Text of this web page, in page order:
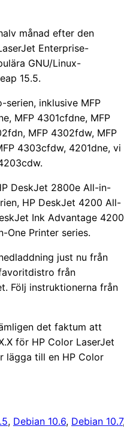
månad efter den
Enterprise-
GNU/Linux-
15.5.
inklusive MFP
MFP 4301cfdne, MFP
MFP 4302fdw, MFP
4303cfdw, 4201dne, vi
DeskJet 2800e All-in-
HP DeskJet 4200 All-
Ink Advantage 4200
One Printer series.
just nu från
från
Följ instruktionerna från
det faktum att
för HP Color LaserJet
lägga till en HP Color
, Debian 10.6, Debian 10.7